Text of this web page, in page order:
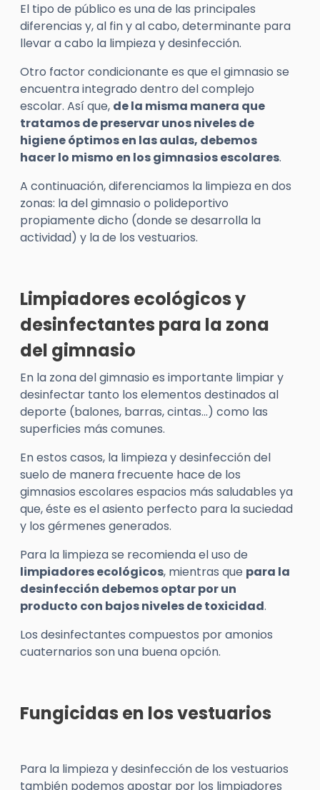
El tipo de público es una de las principales
diferencias y, al fin y al cabo, determinante para
llevar a cabo la limpieza y desinfección.
Otro factor condicionante es que el gimnasio se
encuentra integrado dentro del complejo
escolar. Así que, de la misma manera que
tratamos de preservar unos niveles de
higiene óptimos en las aulas, debemos
hacer lo mismo en los gimnasios escolares.
A continuación, diferenciamos la limpieza en dos
zonas: la del gimnasio o polideportivo
propiamente dicho (donde se desarrolla la
actividad) y la de los vestuarios.
Limpiadores ecológicos y
desinfectantes para la zona
del gimnasio
En la zona del gimnasio es importante limpiar y
desinfectar tanto los elementos destinados al
deporte (balones, barras, cintas…) como las
superficies más comunes.
En estos casos, la limpieza y desinfección del
suelo de manera frecuente hace de los
gimnasios escolares espacios más saludables ya
que, éste es el asiento perfecto para la suciedad
y los gérmenes generados.
Para la limpieza se recomienda el uso de
limpiadores ecológicos, mientras que para la
desinfección debemos optar por un
producto con bajos niveles de toxicidad.
Los desinfectantes compuestos por amonios
cuaternarios son una buena opción.
Fungicidas en los vestuarios
Para la limpieza y desinfección de los vestuarios
también podemos apostar por los limpiadores